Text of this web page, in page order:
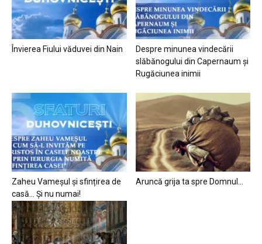
Învierea Fiului văduvei din Nain
Despre minunea vindecării
slăbănogului din Capernaum și
Rugăciunea inimii
Zaheu Vameșul și sfințirea de
casă… Și nu numai!
Aruncă grija ta spre Domnul…